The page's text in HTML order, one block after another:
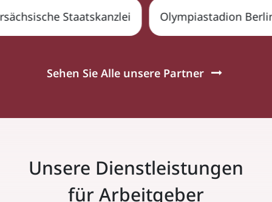
Staatskanzlei Olympiastadion Berlin
Sehen Sie Alle unsere Partner
Unsere Dienstleistungen
für Arbeitgeber